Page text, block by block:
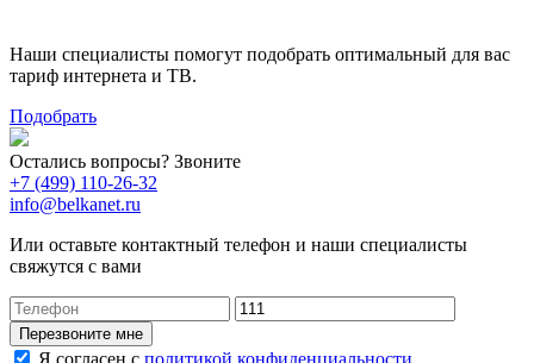
Наши специалисты помогут подобрать оптимальный для вас
тариф интернета и ТВ.
Подобрать
Остались вопросы? Звоните
+7 (499) 110-26-32
info@belkanet.ru
Или оставьте контактный телефон и наши специалисты
свяжутся с вами
Перезвоните мне